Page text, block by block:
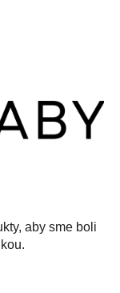
aby sme boli